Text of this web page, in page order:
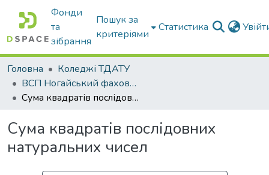
Фонди
та
зібрання
Пошук за
критеріями
Статистика
Головна
Коледжі ТДАТУ
ВСП Ногайський фаховий коледж ТДАТУ
Сума квадратів послідовних натуральних чисел
Сума квадратів послідовних
натуральних чисел